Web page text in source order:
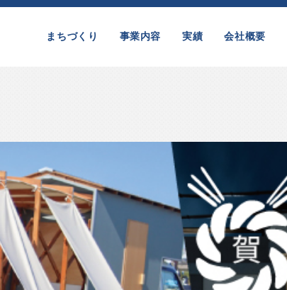
まちづくり 事業内容 実績 会社概要